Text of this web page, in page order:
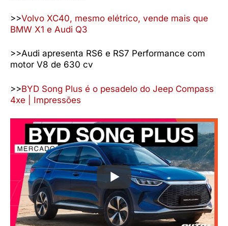
>>Volvo XC40, mesmo elétrico, vende mais que
BMW X1 e Audi Q3
>>Audi apresenta RS6 e RS7 Performance com
motor V8 de 630 cv
>>BYD Song Plus é o pesadelo do Jeep Compass
4xe | Impressões